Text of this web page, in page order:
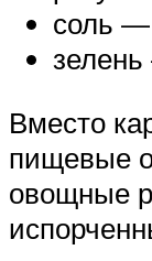
соль —
Вместо
пищевые
овощные